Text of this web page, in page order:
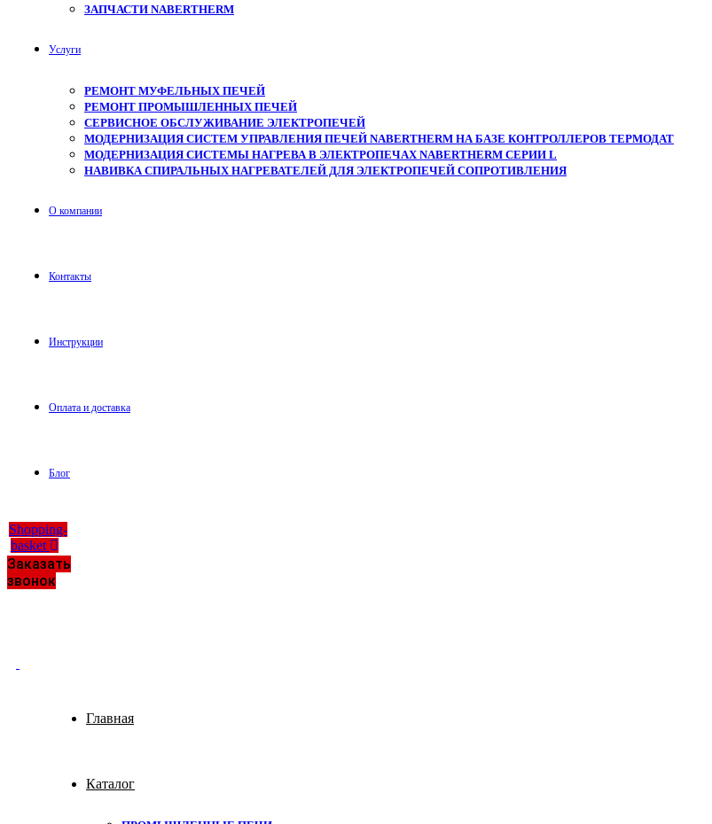
ЗАПЧАСТИ NABERTHERM
Услуги
РЕМОНТ МУФЕЛЬНЫХ ПЕЧЕЙ
РЕМОНТ ПРОМЫШЛЕННЫХ ПЕЧЕЙ
СЕРВИСНОЕ ОБСЛУЖИВАНИЕ ЭЛЕКТРОПЕЧЕЙ
МОДЕРНИЗАЦИЯ СИСТЕМ УПРАВЛЕНИЯ ПЕЧЕЙ NABERTHERM НА БАЗЕ КОНТРОЛЛЕРОВ ТЕРМОДАТ
МОДЕРНИЗАЦИЯ СИСТЕМЫ НАГРЕВА В ЭЛЕКТРОПЕЧАХ NABERTHERM СЕРИИ L
НАВИВКА СПИРАЛЬНЫХ НАГРЕВАТЕЛЕЙ ДЛЯ ЭЛЕКТРОПЕЧЕЙ СОПРОТИВЛЕНИЯ
О компании
Контакты
Инструкции
Оплата и доставка
Блог
Shopping-
basket
Заказать
звонок
Главная
Каталог